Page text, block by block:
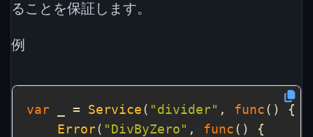
ることを保証します。
例
var _ = Service ( "divider" , func
Error( "DivByZero" , func